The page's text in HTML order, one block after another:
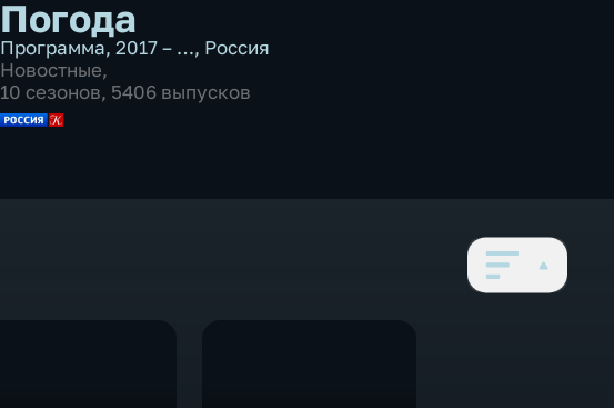
Погода
Программа, 2017 – …, Россия
Новостные,
10 сезонов, 5406 выпусков